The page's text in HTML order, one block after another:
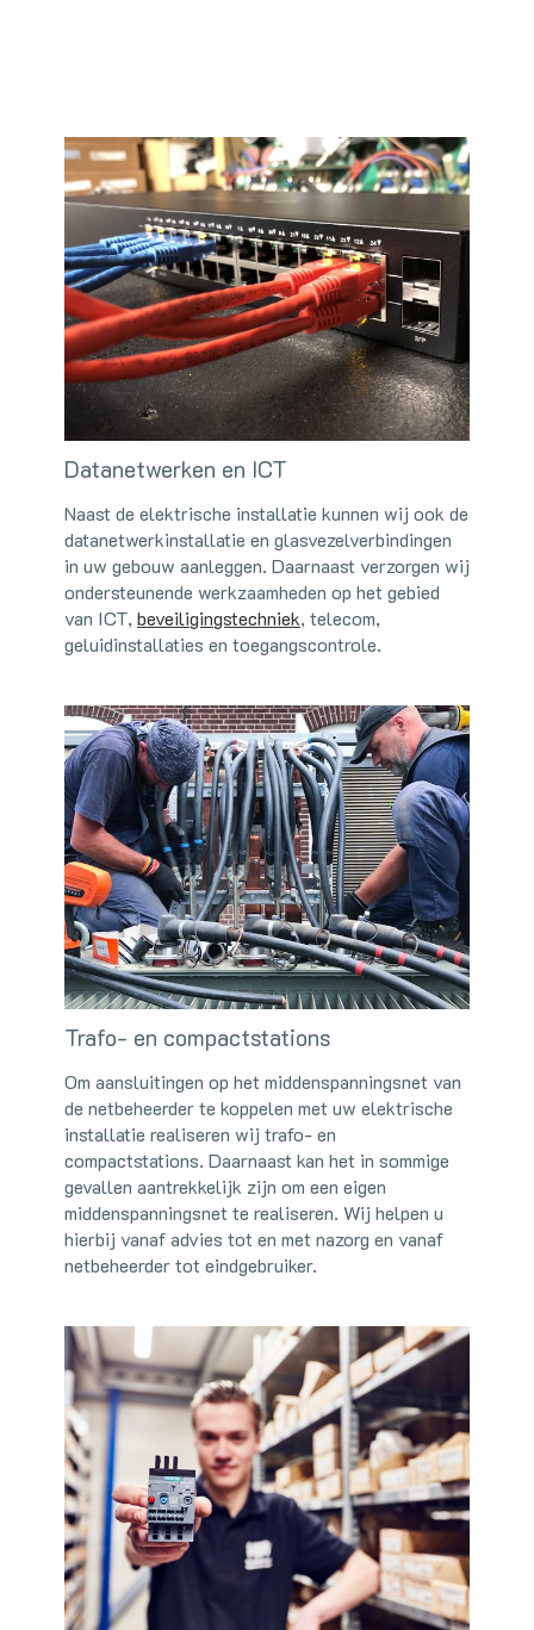
Datanetwerken en ICT
Naast de elektrische installatie kunnen wij ook de
datanetwerkinstallatie en glasvezelverbindingen
in uw gebouw aanleggen. Daarnaast verzorgen wij
ondersteunende werkzaamheden op het gebied
van ICT, beveiligingstechniek, telecom,
geluidinstallaties en toegangscontrole.
Trafo- en compactstations
Om aansluitingen op het middenspanningsnet van
de netbeheerder te koppelen met uw elektrische
installatie realiseren wij trafo- en
compactstations. Daarnaast kan het in sommige
gevallen aantrekkelijk zijn om een eigen
middenspanningsnet te realiseren. Wij helpen u
hierbij vanaf advies tot en met nazorg en vanaf
netbeheerder tot eindgebruiker.